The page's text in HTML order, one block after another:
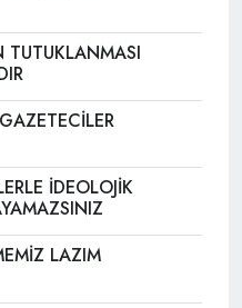
TUTUKLANMASI
İDEOLOJİK
LAZIM